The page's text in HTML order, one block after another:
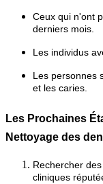
Ceux qui n'ont
derniers mois.
Les individus
Les personnes
et les caries.
Les Prochaines
Nettoyage des
Rechercher
cliniques